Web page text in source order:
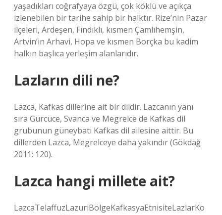
yaşadıkları coğrafyaya özgü, çok köklü ve açıkça
izlenebilen bir tarihe sahip bir halktır. Rize’nin Pazar
ilçeleri, Ardeşen, Fındıklı, kısmen Çamlıhemşin,
Artvin’in Arhavi, Hopa ve kısmen Borçka bu kadim
halkın başlıca yerleşim alanlarıdır.
Lazların dili ne?
Lazca, Kafkas dillerine ait bir dildir. Lazcanın yanı
sıra Gürcüce, Svanca ve Megrelce de Kafkas dil
grubunun güneybatı Kafkas dil ailesine aittir. Bu
dillerden Lazca, Megrelceye daha yakındır (Gökdağ
2011: 120).
Lazca hangi millete ait?
LazcaTelaffuzLazuriBölgeKafkasyaEtnisiteLazlarKo